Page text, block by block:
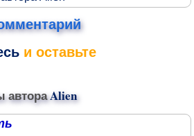
и оставьте
автораAlien